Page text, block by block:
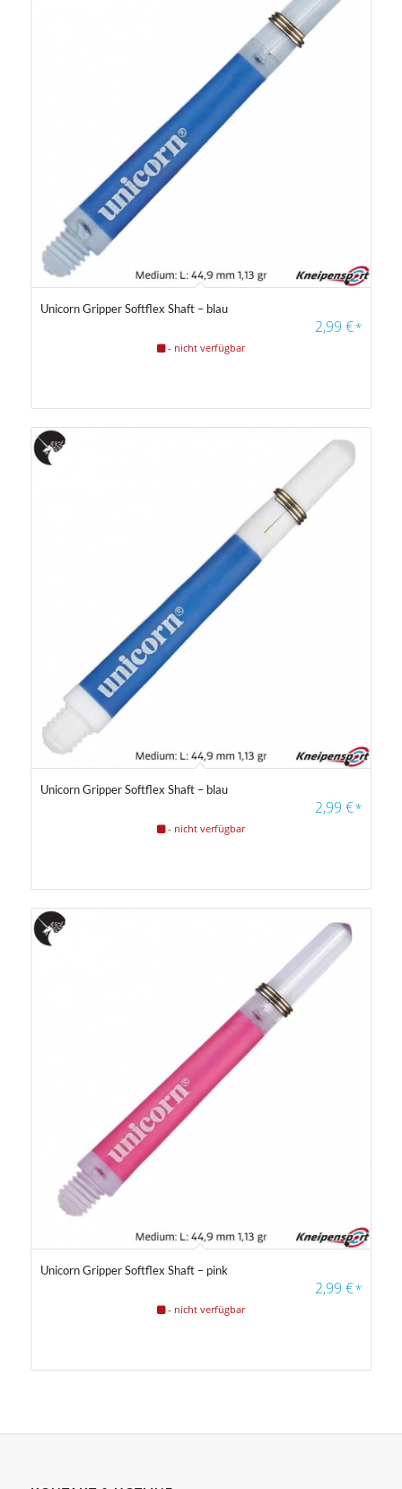
Unicorn Gripper Softflex Shaft – blau
2,99€*
- nicht verfügbar
4.50
Unicorn Gripper Softflex Shaft – blau
2,99€*
- nicht verfügbar
Unicorn Gripper Softflex Shaft – pink
2,99€*
- nicht verfügbar